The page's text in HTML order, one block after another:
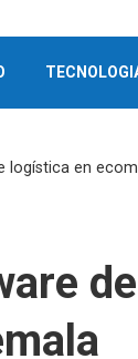
logística en